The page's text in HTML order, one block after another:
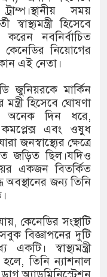
সময়
হিসেবে
নবনির্বাচিত
কেনেডির নিয়োগের
এই নেতা।
জুনিয়রকে মার্কিন
মন্ত্রী হিসেবে ঘোষণা
অনেক দিন ধরে,
কমপ্লেক্স এবং ওষুধ
জনস্বাস্থ্যের ক্ষেত্রে
জড়িত ছিল।যদিও
একজন বিতর্কিত
অবস্থানের জন্য তিনি
কেনেডির সংস্থাটি
বিজ্ঞাপনের দুটি
স্বাস্থ্যমন্ত্রী
তিনি ন্যাশনাল